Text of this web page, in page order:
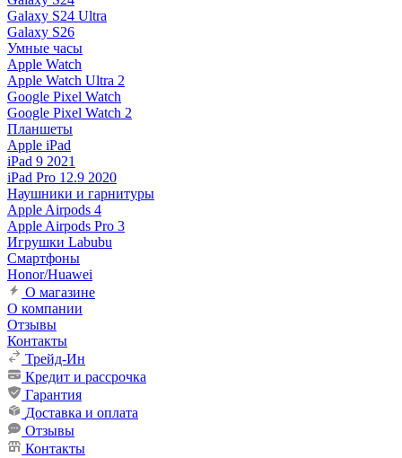
Galaxy S24 Ultra
Galaxy S26
Умные часы
Apple Watch
Apple Watch Ultra 2
Google Pixel Watch
Google Pixel Watch 2
Планшеты
Apple iPad
iPad 9 2021
iPad Pro 12.9 2020
Наушники и гарнитуры
Apple Airpods 4
Apple Airpods Pro 3
Игрушки Labubu
Смартфоны
Honor/Huawei
О магазине
О компании
Отзывы
Контакты
Трейд-Ин
Кредит и рассрочка
Гарантия
Доставка и оплата
Отзывы
Контакты